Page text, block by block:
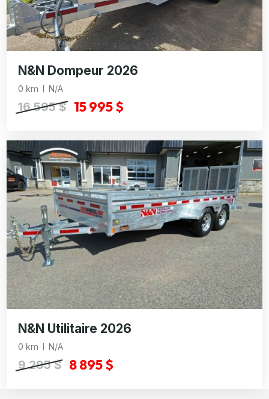
N&N Dompeur 2026
0 km N/A
16 595 $ 15 995 $
N&N Utilitaire 2026
0 km N/A
9 295 $ 8 895 $